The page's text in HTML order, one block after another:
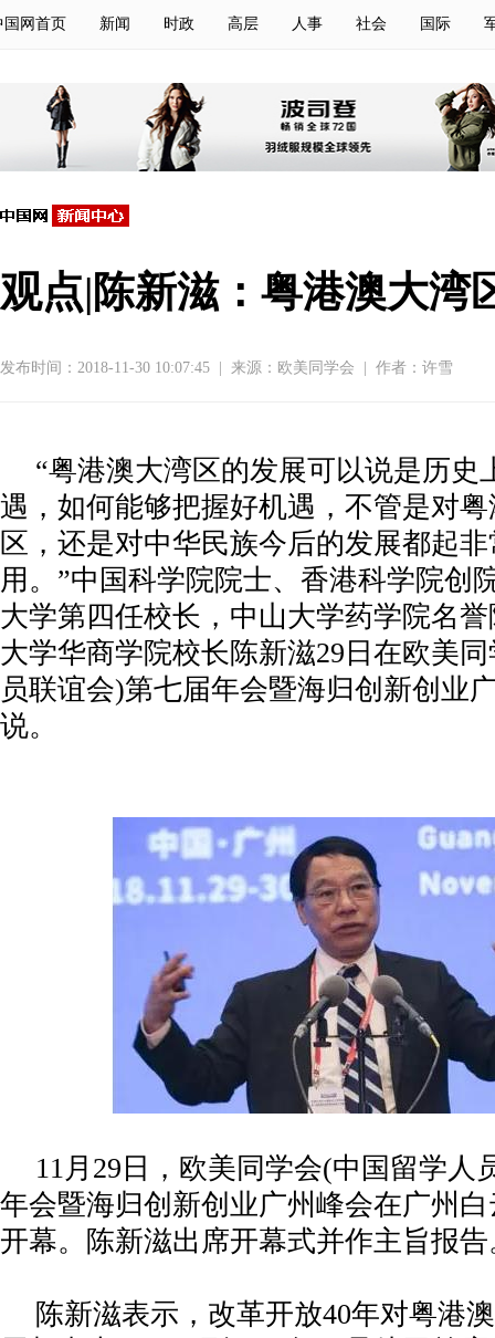
国网首页 新闻 时政 高层 人事 社会 国际
观点|陈新滋：粤港澳大湾
发布时间：2018-11-30 10:07:45 来源：欧美同学会 作者：许雪
“粤港澳大湾区的发展可以说是历史
遇，如何能够把握好机遇，不管是对
区，还是对中华民族今后的发展都起
用。”中国科学院院士、香港科学院创
大学第四任校长，中山大学药学院名
大学华商学院校长陈新滋29日在欧美
员联谊会)第七届年会暨海归创新创业
说。
11月29日，欧美同学会(中国留学人
年会暨海归创新创业广州峰会在广州
开幕。陈新滋出席开幕式并作主旨报告
陈新滋表示，改革开放40年对粤港